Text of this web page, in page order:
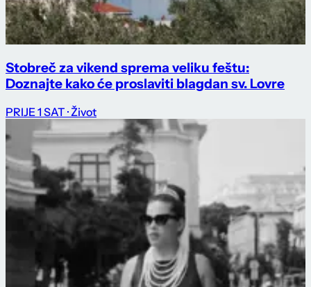
Stobreč za vikend sprema veliku feštu:
Doznajte kako će proslaviti blagdan sv. Lovre
PRIJE 1 SAT · Život